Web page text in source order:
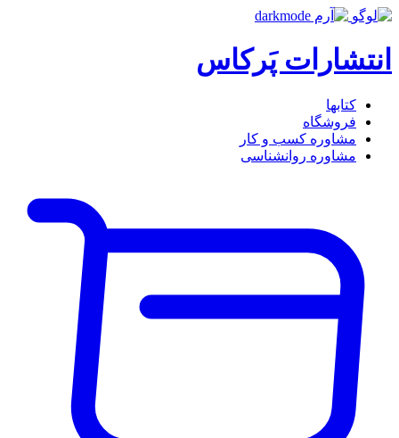
انتشارات پَرکاس
کتاب‎ها
فروشگاه
مشاوره کسب و کار
مشاوره روان‎شناسی